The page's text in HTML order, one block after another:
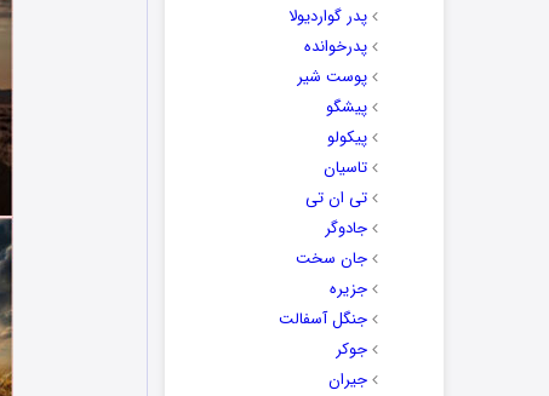
پدر گواردیولا
پدرخوانده
پوست شیر
پیشگو
پیکولو
تاسیان
تی ان تی
جادوگر
جان سخت
جزیره
جنگل آسفالت
جوکر
جیران